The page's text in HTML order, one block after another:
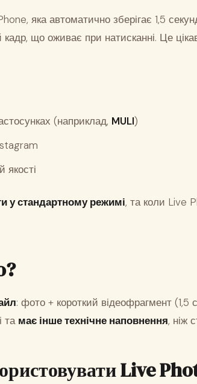
яка автоматично зберігає 1,5
що оживає при натисканні. Це
(наприклад, MULI)
якості
у стандартному режимі, та коли Live
: фото + короткий відеофрагмент (1,5
та має інше технічне наповнення, ніж
Live